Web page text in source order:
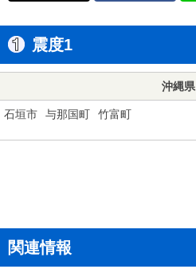
震度1
沖縄県
石垣市 与那国町 竹富町
関連情報